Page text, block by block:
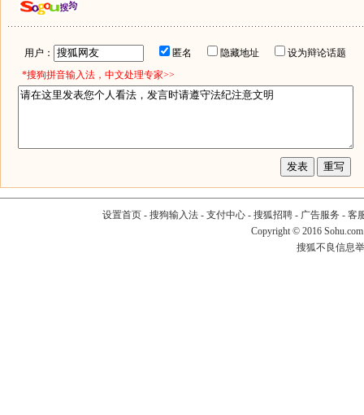
用户： 匿名 隐藏地址
设为辩论话题
*搜狗拼音输入法，中文处理专家>>
设置首页- 搜狗输入法- 支付中心- 搜狐招聘- 广告服务 - 客
Copyright © 2016
搜狐不良信息